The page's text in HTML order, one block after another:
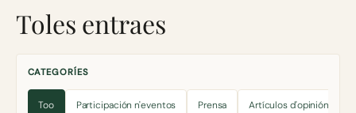
Toles entraes
CATEGORÍES
Too Participación n'eventos Prensa Artículos d'opinión